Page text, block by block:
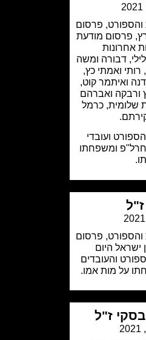
,פרסום
מודעת
ומשה
כץ,
קוט,
ואברהם
כרמל
,פרסום
אמו.
ז"ל